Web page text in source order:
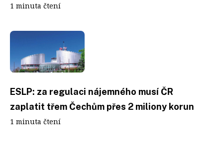
1 minuta čtení
ESLP: za regulaci nájemného musí ČR
zaplatit třem Čechům přes 2 miliony korun
1 minuta čtení